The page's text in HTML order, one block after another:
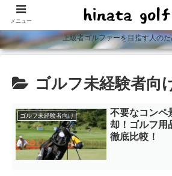
上級者ゴルファーを目指す人の
ゴルフ未経験者向
ゴルフ未経験者向け
不要なコンペ
却！ゴルフ用
徹底比較！
メニュー